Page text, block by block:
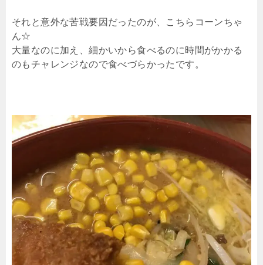
それと意外な苦戦要因だったのが、こちらコーンちゃ
ん☆
大量なのに加え、細かいから食べるのに時間がかかる
のもチャレンジなので食べづらかったです。